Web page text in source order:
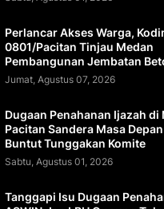
Perlancar Akses Warga,
0801/Pacitan Tinjau Medan
Pembangunan Jembatan
Jumat, Agustus 07, 2026
Dugaan Penahanan Ijazah di
Pacitan Sandera Masa
Buntut Tunggakan Komite
Sabtu, Agustus 01, 2026
Tanggapi Isu Dugaan